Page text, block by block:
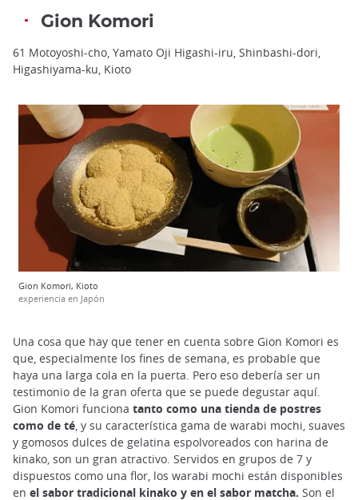
Gion Komori
61 Motoyoshi-cho, Yamato Oji Higashi-iru, Shinbashi-dori,
Higashiyama-ku, Kioto
Gion Komori, Kioto
experiencia en Japón
Una cosa que hay que tener en cuenta sobre Gion Komori es
que, especialmente los fines de semana, es probable que
haya una larga cola en la puerta. Pero eso debería ser un
testimonio de la gran oferta que se puede degustar aquí.
Gion Komori funciona tanto como una tienda de postres
como de té , y su característica gama de warabi mochi, suaves
y gomosos dulces de gelatina espolvoreados con harina de
kinako, son un gran atractivo. Servidos en grupos de 7 y
dispuestos como una flor, los warabi mochi están disponibles
en el sabor tradicional kinako y en el sabor matcha. Son el